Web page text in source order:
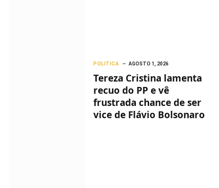
POLITICA AGOSTO 1, 2026
Tereza Cristina lamenta
recuo do PP e vê
frustrada chance de ser
vice de Flávio Bolsonaro